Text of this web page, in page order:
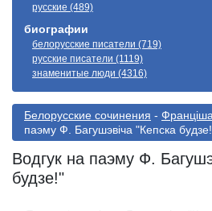
русские (489)
биографии
белорусские писатели (719)
русские писатели (1119)
знаменитые люди (4316)
Белорусские сочинения -
паэму Ф. Багушэвіча "Кепска
Водгук на паэму Ф.
будзе!"